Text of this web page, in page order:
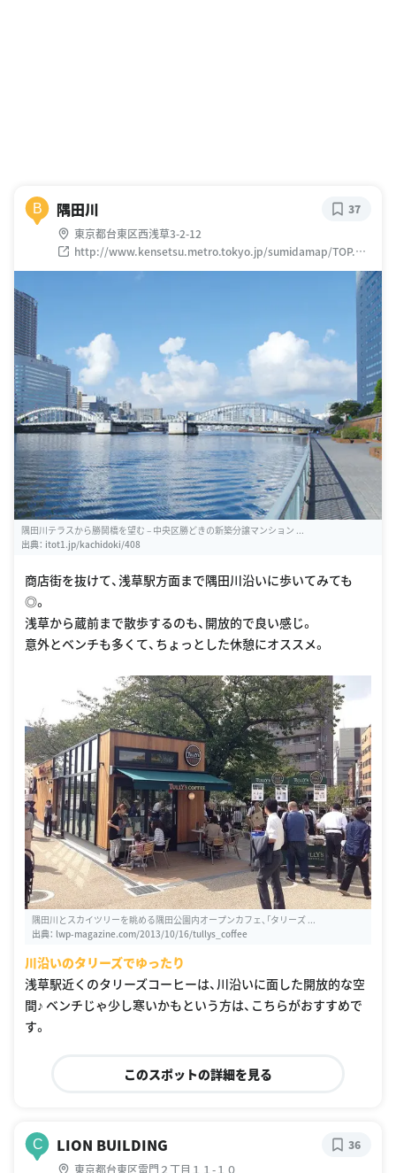
B 隅田川
東京都台東区西浅草3-2-12
http://www.kensetsu.metro.tokyo.jp/sumidamap/TOP.HT
M
37
隅田川テラスから勝鬨橋を望む – 中央区勝どきの新築分譲マンション ...
出典： itot1.jp/kachidoki/408
商店街を抜けて、浅草駅方面まで隅田川沿いに歩いてみても
◎。
浅草から蔵前まで散歩するのも、開放的で良い感じ。
意外とベンチも多くて、ちょっとした休憩にオススメ。
隅田川とスカイツリーを眺める隅田公園内オープンカフェ、「タリーズ ...
出典： lwp-magazine.com/2013/10/16/tullys_coffee
川沿いのタリーズでゆったり
浅草駅近くのタリーズコーヒーは、川沿いに面した開放的な空
間♪ ベンチじゃ少し寒いかもという方は、こちらがおすすめで
す。
このスポットの詳細を見る
C LION BUILDING
東京都台東区雷門２丁目１１-１０
36